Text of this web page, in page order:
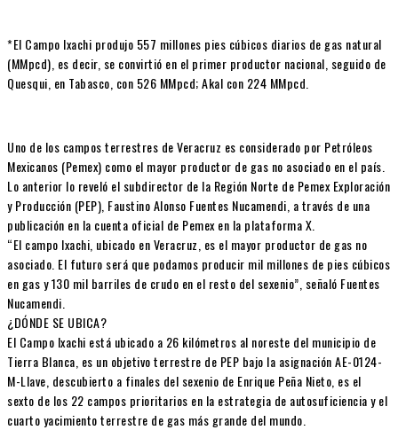
*El Campo Ixachi produjo 557 millones pies cúbicos diarios de gas natural
(MMpcd), es decir, se convirtió en el primer productor nacional, seguido de
Quesqui, en Tabasco, con 526 MMpcd; Akal con 224 MMpcd.
Uno de los campos terrestres de Veracruz es considerado por Petróleos
Mexicanos (Pemex) como el mayor productor de gas no asociado en el país.
Lo anterior lo reveló el subdirector de la Región Norte de Pemex Exploración
y Producción (PEP), Faustino Alonso Fuentes Nucamendi, a través de una
publicación en la cuenta oficial de Pemex en la plataforma X.
“El campo Ixachi, ubicado en Veracruz, es el mayor productor de gas no
asociado. El futuro será que podamos producir mil millones de pies cúbicos
en gas y 130 mil barriles de crudo en el resto del sexenio”, señaló Fuentes
Nucamendi.
¿DÓNDE SE UBICA?
El Campo Ixachi está ubicado a 26 kilómetros al noreste del municipio de
Tierra Blanca, es un objetivo terrestre de PEP bajo la asignación AE-0124-
M-Llave, descubierto a finales del sexenio de Enrique Peña Nieto, es el
sexto de los 22 campos prioritarios en la estrategia de autosuficiencia y el
cuarto yacimiento terrestre de gas más grande del mundo.